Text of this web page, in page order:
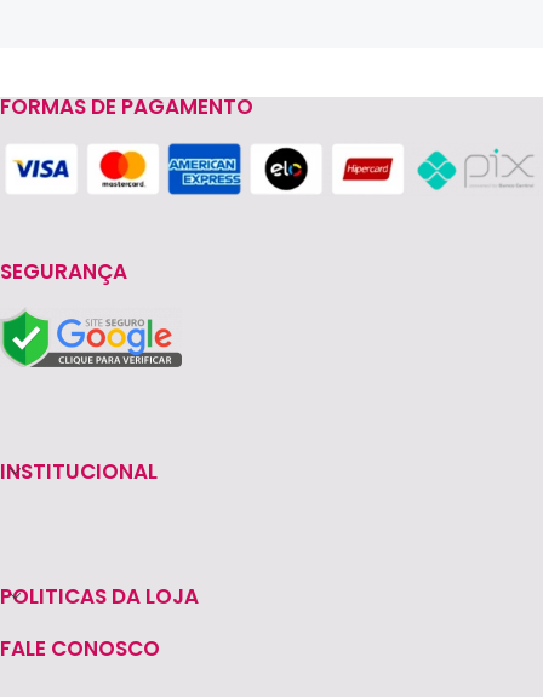
Read more
FORMAS DE PAGAMENTO
SEGURANÇA
INSTITUCIONAL
POLITICAS DA LOJA
FALE CONOSCO